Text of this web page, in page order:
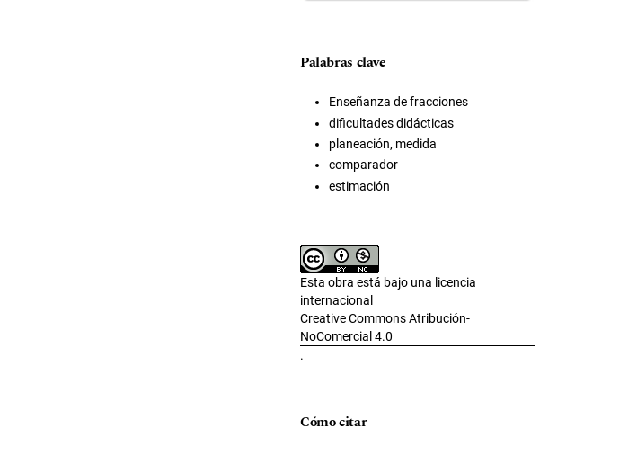
Palabras clave
Enseñanza de fracciones
dificultades didácticas
planeación, medida
comparador
estimación
Esta obra está bajo una licencia
internacional
Creative Commons Atribución-
NoComercial 4.0
.
Cómo citar